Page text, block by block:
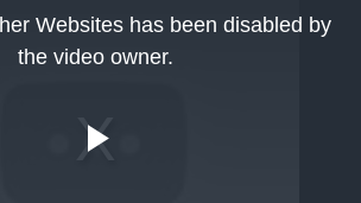
Websites has been disabled by
the video owner.